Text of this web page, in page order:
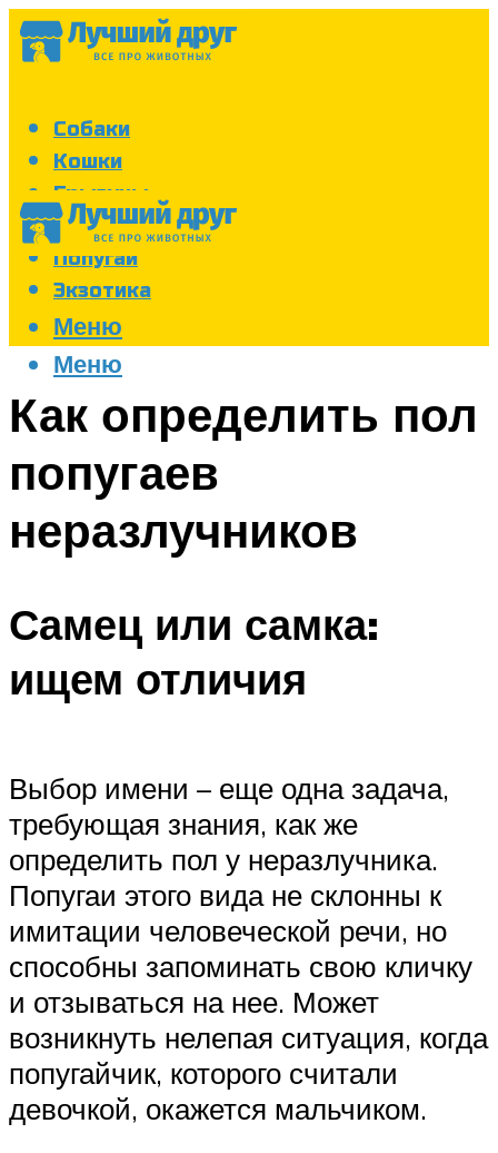
Собаки
Кошки
Грызуны
Аквариум
Попугаи
Экзотика
Меню
Меню
Как определить пол
попугаев
неразлучников
Самец или самка:
ищем отличия
Выбор имени – еще одна задача,
требующая знания, как же
определить пол у неразлучника.
Попугаи этого вида не склонны к
имитации человеческой речи, но
способны запоминать свою кличку
и отзываться на нее. Может
возникнуть нелепая ситуация, когда
попугайчик, которого считали
девочкой, окажется мальчиком.